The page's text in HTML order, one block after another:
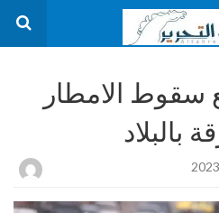
سقوط الامطار
بالبلاد